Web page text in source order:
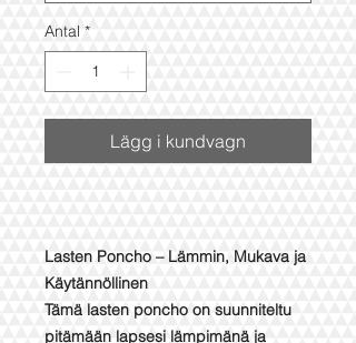
Antal *
Lägg i kundvagn
Lasten Poncho – Lämmin, Mukava ja
Käytännöllinen
Tämä lasten poncho on suunniteltu
pitämään lapsesi lämpimänä ja